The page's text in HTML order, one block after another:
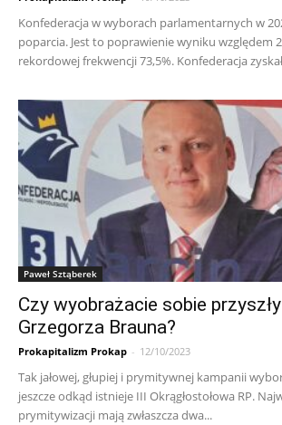
Konfederacja w wyborach parlamentarnych w
poparcia. Jest to poprawienie wyniku względem
rekordowej frekwencji 73,5%. Konfederacja
Paweł Sztąberek
Czy wyobrażacie sobie
Grzegorza Brauna?
Prokapitalizm Prokap - 12/10/2023
Tak jałowej, głupiej i prymitywnej kampanii
jeszcze odkąd istnieje III Okrągłostołowa RP.
prymitywizacji mają zwłaszcza dwa...